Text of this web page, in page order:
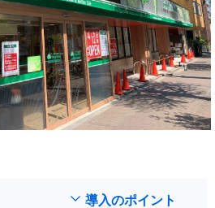
導入のポイント